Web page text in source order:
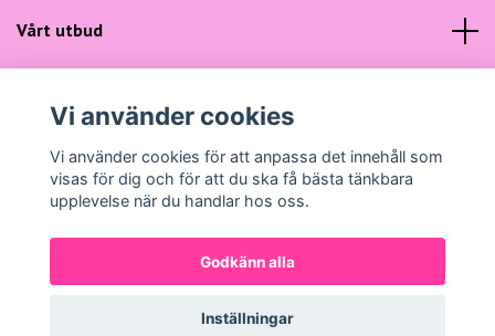
Vårt utbud
Sociala medier
© 2026 Gunns ModePowered by Quickbutik
Vi använder cookies
Vi använder cookies för att anpassa det innehåll som
visas för dig och för att du ska få bästa tänkbara
upplevelse när du handlar hos oss.
Godkänn alla
Inställningar